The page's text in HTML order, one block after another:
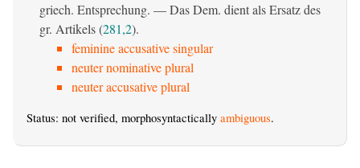
griech. Entsprechung. — Das Dem. dient als Ersatz des
gr. Artikels (281,2).
feminine accusative singular
neuter nominative plural
neuter accusative plural
Status: not verified, morphosyntactically ambiguous.